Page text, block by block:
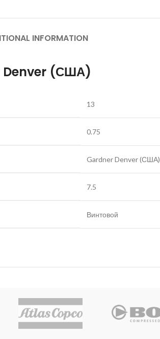
INFORMATION
Denver (США)
13
0.75
Gardner Denver (США)
7.5
Винтовой